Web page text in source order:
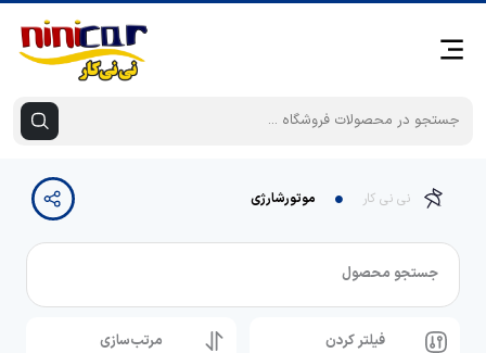
نی نی کار موتورشارژی
جستجو محصول
فیلتر کردن مرتب‌سازی